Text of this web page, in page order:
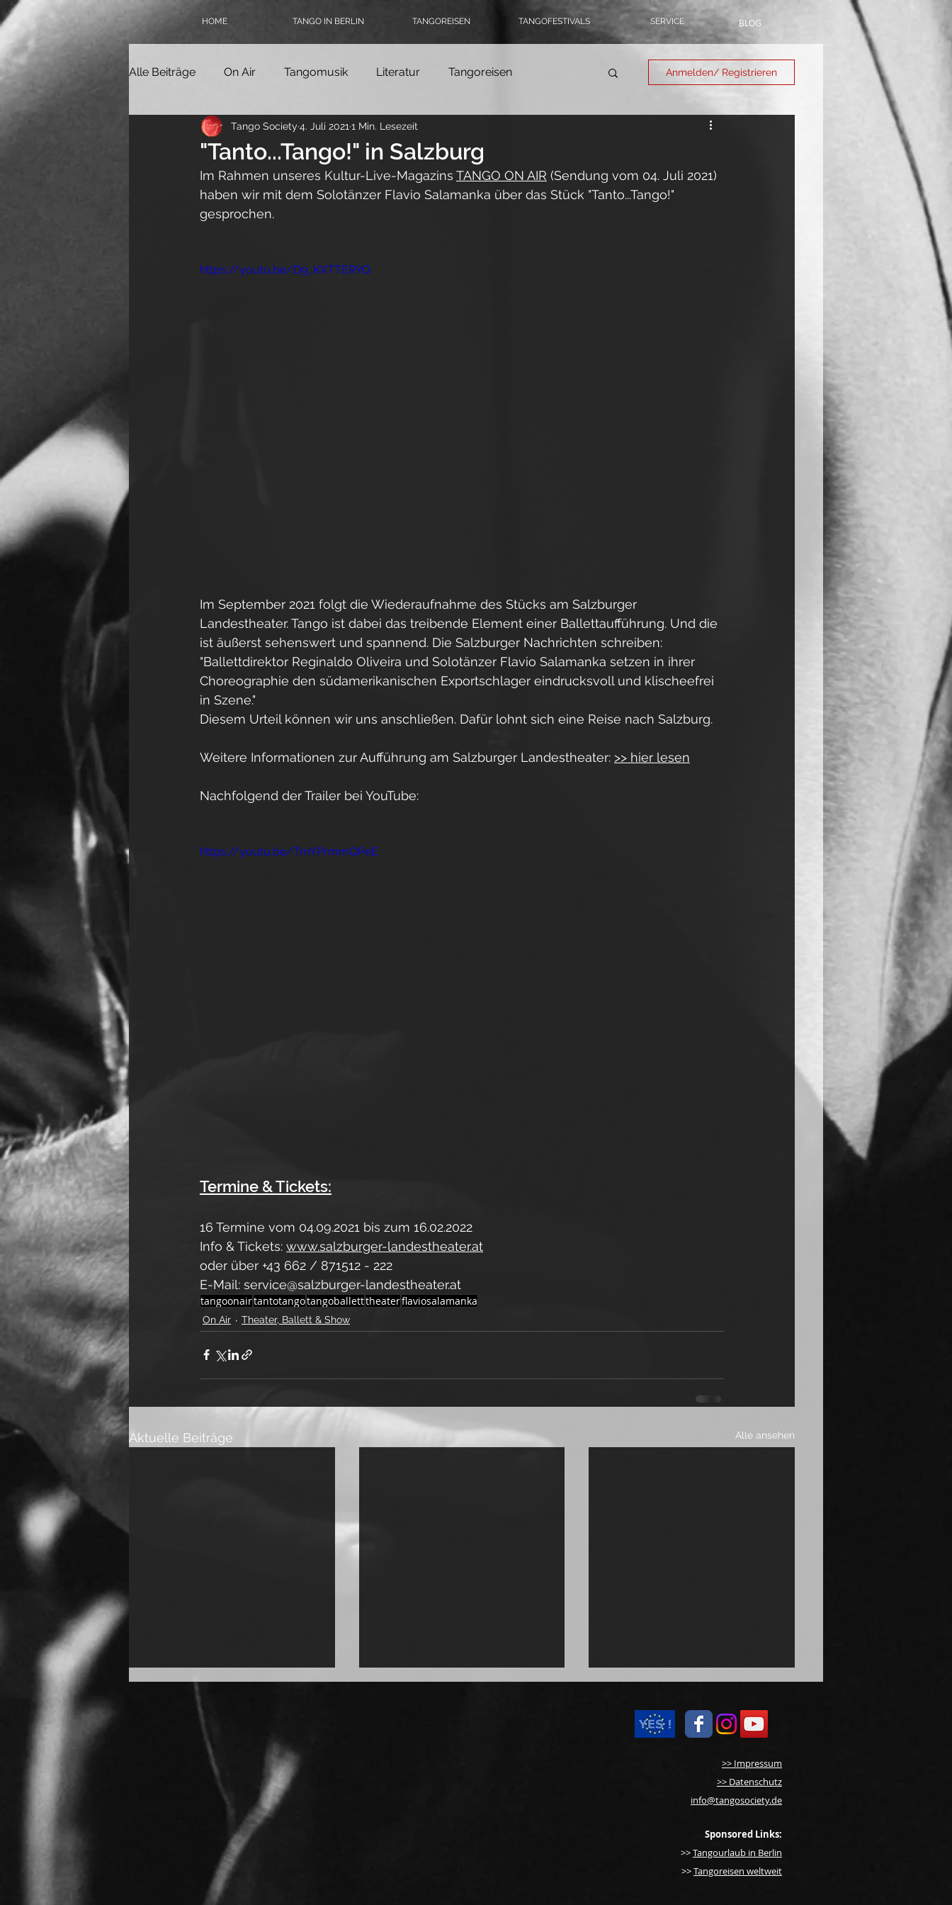
HOME TANGO IN BERLIN TANGOREISEN TANGOFESTIVALS SERVICE BLOG
Alle Beiträge On Air Tangomusik Literatur Tangoreisen
Tangokolumne Tangofilm Tango-Logbuch
Geschichte Tangomode & Schuhe Coronatango
Anmelden/ Registrieren
"Tanto...Tango!" in Salzburg
Tango Society 4. Juli 2021 1 Min. Lesezeit
Im Rahmen unseres Kultur-Live-Magazins TANGO ON AIR (Sendung vom 04. Juli 2021)
haben wir mit dem Solotänzer Flavio Salamanka über das Stück "Tanto...Tango!"
gesprochen.
https://youtu.be/D9_KXTTERYQ
Im September 2021 folgt die Wiederaufnahme des Stücks am Salzburger
Landestheater. Tango ist dabei das treibende Element einer Ballettaufführung. Und die
ist äußerst sehenswert und spannend. Die Salzburger Nachrichten schreiben:
"Ballettdirektor Reginaldo Oliveira und Solotänzer Flavio Salamanka setzen in ihrer
Choreographie den südamerikanischen Exportschlager eindrucksvoll und klischeefrei
in Szene."
Diesem Urteil können wir uns anschließen. Dafür lohnt sich eine Reise nach Salzburg.
Weitere Informationen zur Aufführung am Salzburger Landestheater: >> hier lesen
Nachfolgend der Trailer bei YouTube:
https://youtu.be/TmYPrmmQPeE
Termine & Tickets:
16 Termine vom 04.09.2021 bis zum 16.02.2022
Info & Tickets: www.salzburger-landestheater.at
oder über +43 662 / 871512 - 222
E-Mail: service@salzburger-landestheater.at
tangoonairtantotangotangoballetttheaterflaviosalamanka
On Air Theater, Ballett & Show
Aktuelle Beiträge Alle ansehen
TANGO A QUARTETT live im
Logenhaus Potsdam
Bandonegro: Das Tango-
>> Impressum
>> Datenschutz
info@tangosociety.de
Sponsored Links:
>>Tangourlaub in Berlin
>>Tangoreisen weltweit